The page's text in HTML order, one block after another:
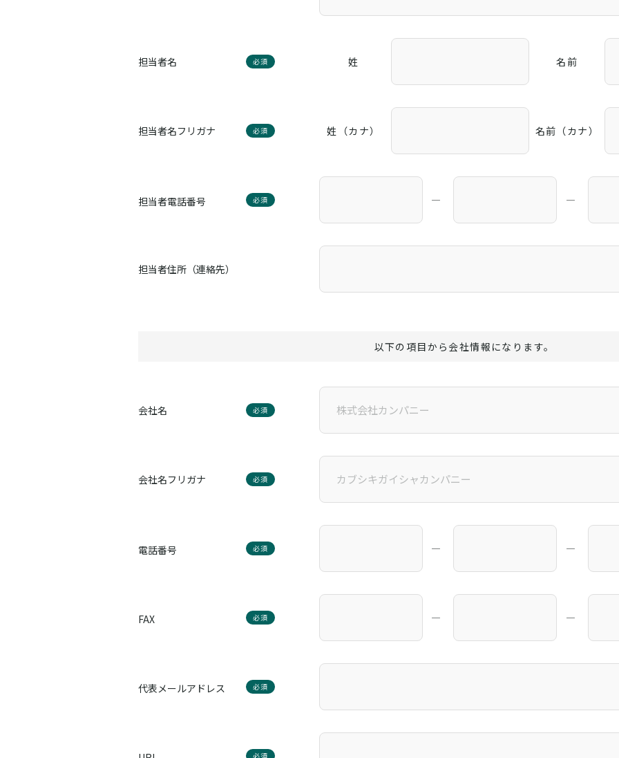
担当者名 必須 姓 名前
担当者名フリガナ 必須 姓（カナ） 名前（カナ）
担当者電話番号 必須 ― ―
担当者住所（連絡先）
以下の項目から会社情報になります。
会社名 必須
会社名フリガナ 必須
電話番号 必須 ― ―
FAX 必須 ― ―
代表メールアドレス 必須
必須